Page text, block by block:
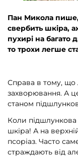
Пан Микола пише,
свербить шкіра,
пухирі на багато
то трохи легше
Справа в тому, що
захворювання. А
станом
Коли
шкіра! А на
псоріаз. Часто
страждають від